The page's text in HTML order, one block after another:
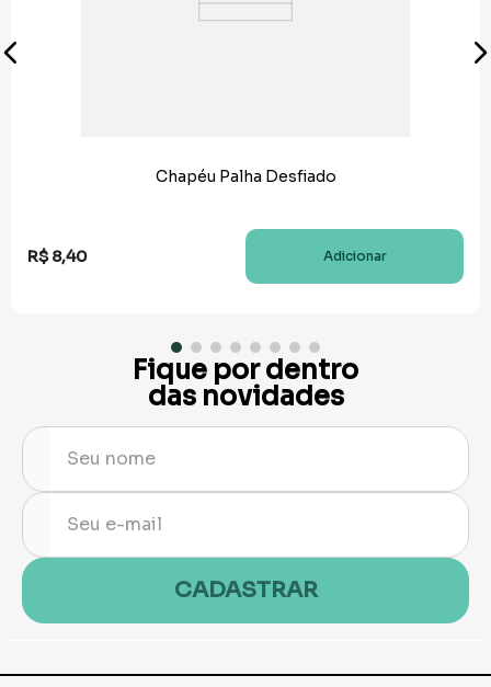
Chapéu Palha Desfiado
R$ 8,40 Adicionar
Fique por dentro
das novidades
CADASTRAR